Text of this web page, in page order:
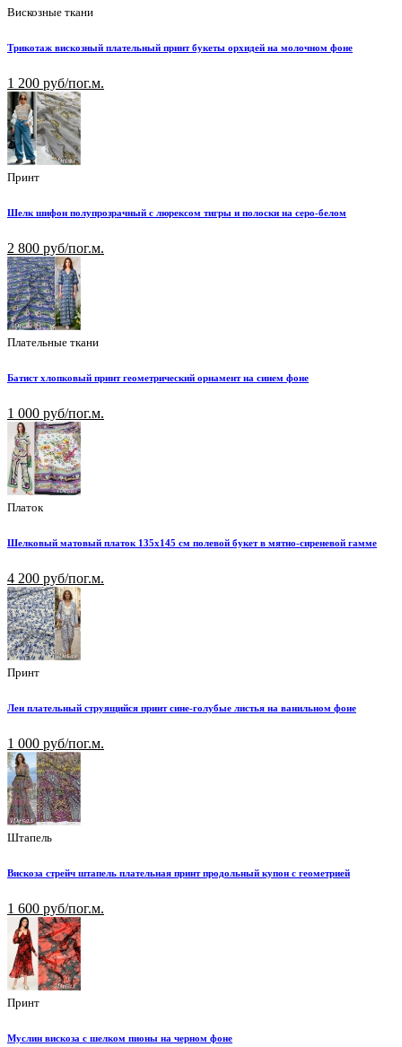
Вискозные ткани
Трикотаж вискозный плательный принт букеты орхидей на молочном фоне
1 200 руб/пог.м.
Принт
Шелк шифон полупрозрачный с люрексом тигры и полоски на серо-белом
2 800 руб/пог.м.
Плательные ткани
Батист хлопковый принт геометрический орнамент на синем фоне
1 000 руб/пог.м.
Платок
Шелковый матовый платок 135х145 см полевой букет в мятно-сиреневой гамме
4 200 руб/пог.м.
Принт
Лен плательный струящийся принт сине-голубые листья на ванильном фоне
1 000 руб/пог.м.
Штапель
Вискоза стрейч штапель плательная принт продольный купон с геометрией
1 600 руб/пог.м.
Принт
Муслин вискоза с шелком пионы на черном фоне